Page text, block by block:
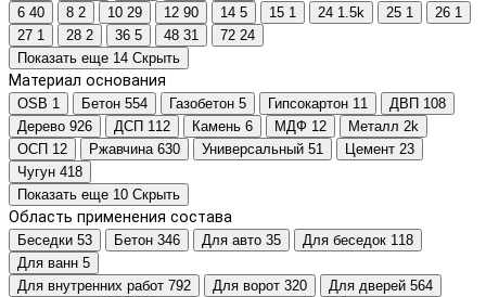
6 40 8 2 10 29 12 90 14 5 15 1 24 1.5k 25 1 26 1
27 1 28 2 36 5 48 31 72 24
Показать еще 14 Скрыть
Материал основания
OSB 1 Бетон 554 Газобетон 5 Гипсокартон 11 ДВП 108
Дерево 926 ДСП 112 Камень 6 МДФ 12 Металл 2k
ОСП 12 Ржавчина 630 Универсальный 51 Цемент 23
Чугун 418
Показать еще 10 Скрыть
Область применения состава
Беседки 53 Бетон 346 Для авто 35 Для беседок 118
Для ванн 5
Для внутренних работ 792 Для ворот 320 Для дверей 564